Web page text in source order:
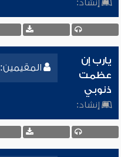
إنشاد:
المقيمين: 0
يارب إن
عظمت
ذنوبي
إنشاد: